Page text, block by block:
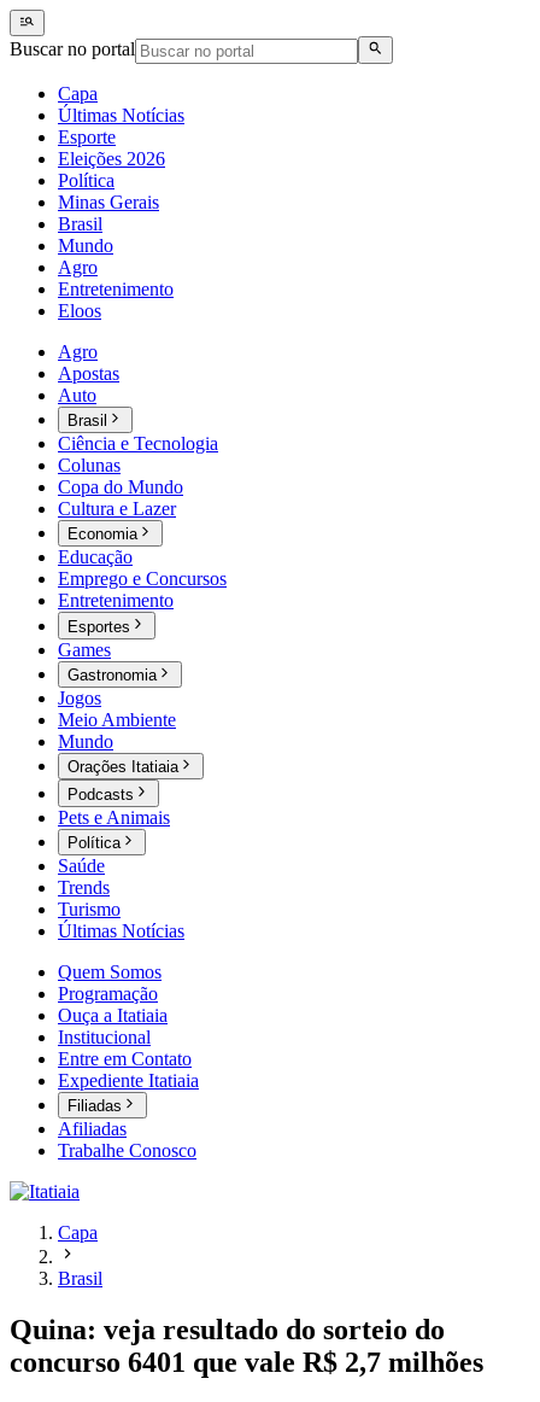
Buscar no portal
Capa
Últimas Notícias
Esporte
Eleições 2026
Política
Minas Gerais
Brasil
Mundo
Agro
Entretenimento
Eloos
Agro
Apostas
Auto
Brasil
Ciência e Tecnologia
Colunas
Copa do Mundo
Cultura e Lazer
Economia
Educação
Emprego e Concursos
Entretenimento
Esportes
Games
Gastronomia
Jogos
Meio Ambiente
Mundo
Orações Itatiaia
Podcasts
Pets e Animais
Política
Saúde
Trends
Turismo
Últimas Notícias
Quem Somos
Programação
Ouça a Itatiaia
Institucional
Entre em Contato
Expediente Itatiaia
Filiadas
Afiliadas
Trabalhe Conosco
Capa
Brasil
Quina: veja resultado do sorteio do
concurso 6401 que vale R$ 2,7 milhões